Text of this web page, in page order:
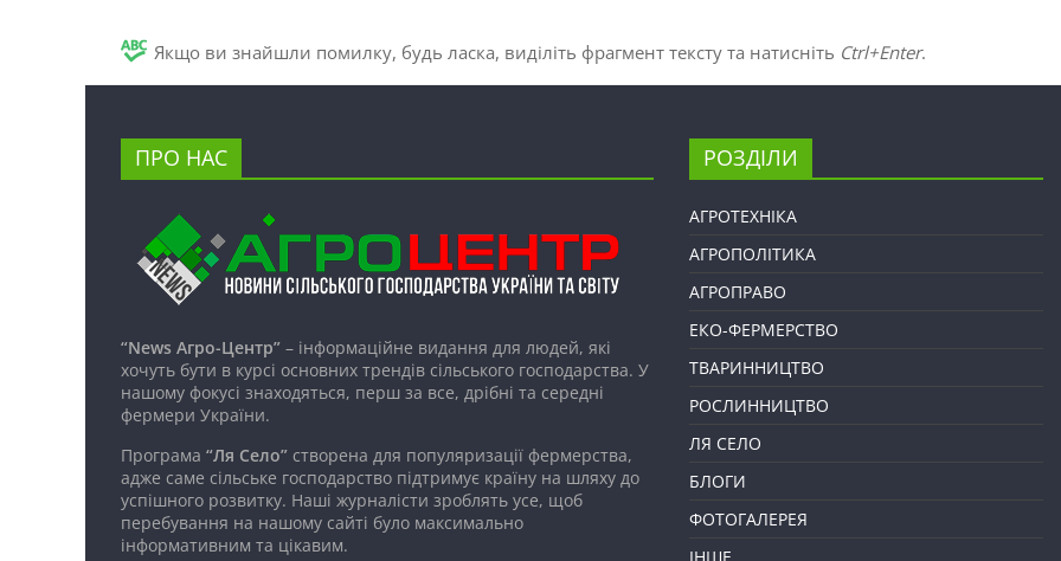
Якщо ви знайшли помилку, будь ласка, виділіть фрагмент тексту та натисніть Ctrl+Enter.
ПРО НАС
“News Агро-Центр” – інформаційне видання для людей, які
хочуть бути в курсі основних трендів сільського господарства. У
нашому фокусі знаходяться, перш за все, дрібні та середні
фермери України.
Програма “Ля Село” створена для популяризації фермерства,
адже саме сільське господарство підтримує країну на шляху до
успішного розвитку. Наші журналісти зроблять усе, щоб
перебування на нашому сайті було максимально
інформативним та цікавим.
РОЗДІЛИ
АГРОТЕХНІКА
АГРОПОЛІТИКА
АГРОПРАВО
ЕКО-ФЕРМЕРСТВО
ТВАРИННИЦТВО
РОСЛИННИЦТВО
ЛЯ СЕЛО
БЛОГИ
ФОТОГАЛЕРЕЯ
ІНШЕ